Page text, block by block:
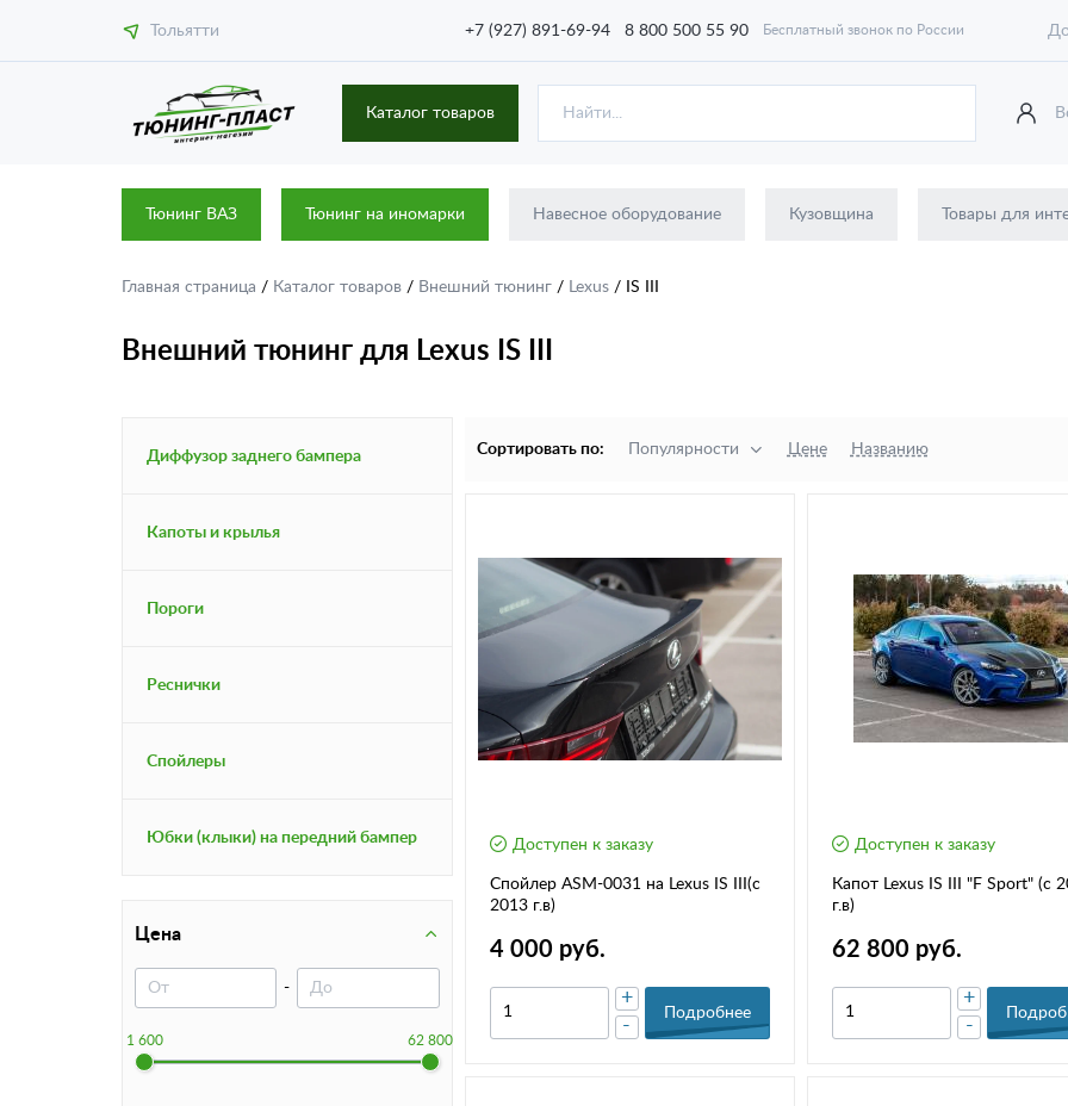
Тольятти +7 (927) 891-69-94 8 800 500 55 90 Бесплатный звонок по России
Каталог товаров
Тюнинг ВАЗ Тюнинг на иномарки Навесное оборудование Кузовщина Товары для
Главная страница / Каталог товаров / Внешний тюнинг / Lexus / IS III
Внешний тюнинг для Lexus IS III
Диффузор заднего бампера
Капоты и крылья
Пороги
Реснички
Спойлеры
Юбки (клыки) на передний бампер
Цена
-
1 600 62 800
Сортировать по: Популярности Цене Названию
Доступен к заказу
Спойлер ASM-0031 на Lexus IS III(с
2013 г.в)
4 000 руб.
-
+
Подробнее
Доступен к заказу
Капот Lexus IS III "F Sport" (с
г.в)
62 800 руб.
-
+